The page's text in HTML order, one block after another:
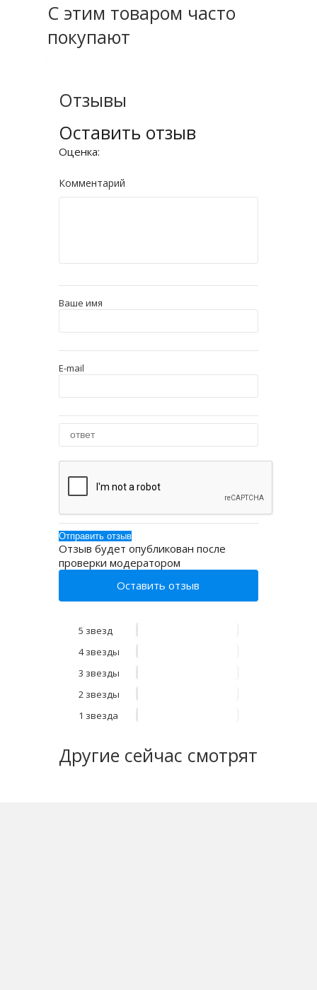
С этим товаром часто
покупают
Отзывы
Оставить отзыв
Оценка:
Комментарий
Ваше имя
E-mail
Отзыв будет опубликован после
проверки модератором
Оставить отзыв
5 звезд
4 звезды
3 звезды
2 звезды
1 звезда
Другие сейчас смотрят